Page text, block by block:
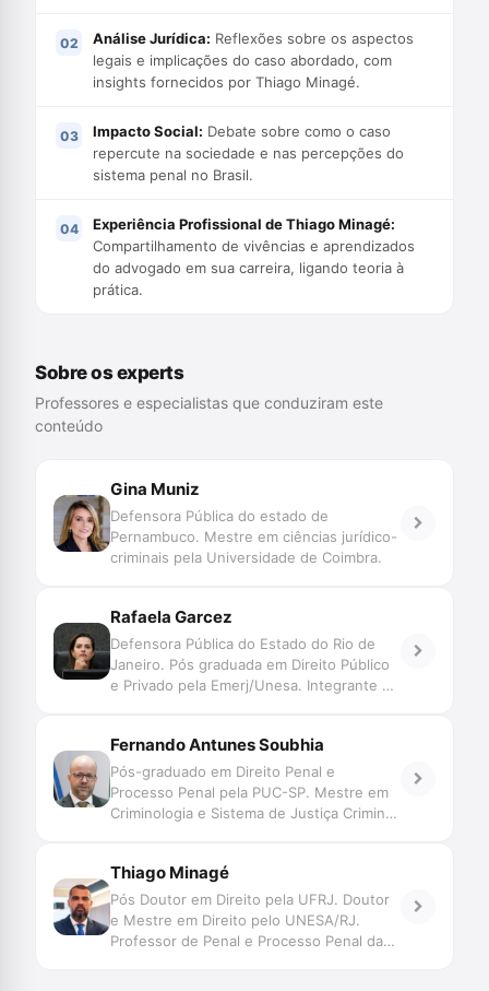
Análise Jurídica: Reflexões sobre os aspectos
legais e implicações do caso abordado, com
insights fornecidos por Thiago Minagé.
Impacto Social: Debate sobre como o caso
repercute na sociedade e nas percepções do
sistema penal no Brasil.
Experiência Profissional de Thiago Minagé:
Compartilhamento de vivências e aprendizados
do advogado em sua carreira, ligando teoria à
prática.
Sobre os experts
Professores e especialistas que conduziram este
conteúdo
Gina Muniz
Defensora Pública do estado de
Pernambuco. Mestre em ciências jurídico-
criminais pela Universidade de Coimbra.
Rafaela Garcez
Defensora Pública do Estado do Rio de
Janeiro. Pós graduada em Direito Público
e Privado pela Emerj/Unesa. Integrante do
defensoria pública e sistema penal’.
Fernando Antunes Soubhia
Pós-graduado em Direito Penal e
Processo Penal pela PUC-SP. Mestre em
Criminologia e Sistema de Justiça Criminal
no Estado de Mato Grosso. Vice-Diretor
da ESDEP-MT. Professor de Criminologia.
Thiago Minagé
Pós Doutor em Direito pela UFRJ. Doutor
e Mestre em Direito pelo UNESA/RJ.
Professor de Penal e Processo Penal da